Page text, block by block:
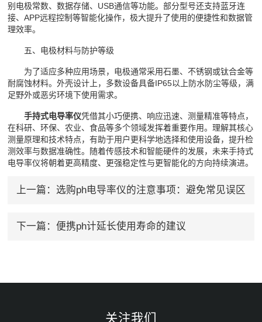
别电极常数、数据存储、USB通信等功能。部分型号还支持蓝牙连
接、APP远程控制等智能化操作，极大提升了使用的便捷性和数据管
理效率。
五、电极材料与防护等级
为了适应多种应用场景，电极通常采用石墨、不锈钢或钛合金等
耐腐蚀材料。外壳设计上，多数设备具备IP65以上防水防尘等级，满
足野外或恶劣环境下使用需求。
手持式电导率仪凭借其小巧便携、响应迅速、测量精准等特点，
在科研、环保、农业、食品等多个领域发挥着重要作用。理解其核心
测量原理和技术特点，有助于用户更科学地选择和使用设备，提升检
测效率与数据准确性。随着传感技术和智能硬件的发展，未来手持式
电导率仪将朝着更高精度、更强稳定性与更智能化的方向持续演进。
上一篇： 选购ph电导率仪的注意事项：避免常见误区
下一篇： 便携ph计延长使用寿命的建议
关注我们